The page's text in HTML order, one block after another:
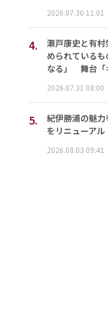
2026.07.30 11:01
4.
瀬戸康史と有
められている
なる」 舞台「
2026.07.31 08:00
5.
紀伊勝浦の魅
をリニューアル
2026.08.03 09:41